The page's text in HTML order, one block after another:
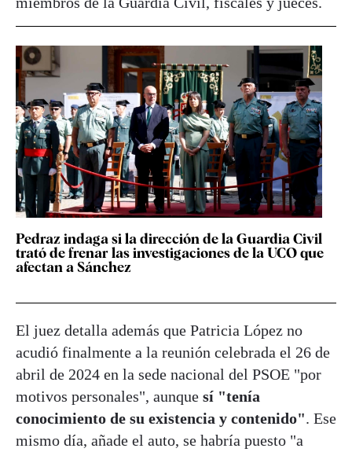
Pedraz indaga si la dirección de la Guardia Civil
trató de frenar las investigaciones de la UCO que
afectan a Sánchez
El juez detalla además que Patricia López no
acudió finalmente a la reunión celebrada el 26 de
abril de 2024 en la sede nacional del PSOE "por
motivos personales", aunque sí "tenía
conocimiento de su existencia y contenido". Ese
mismo día, añade el auto, se habría puesto "a